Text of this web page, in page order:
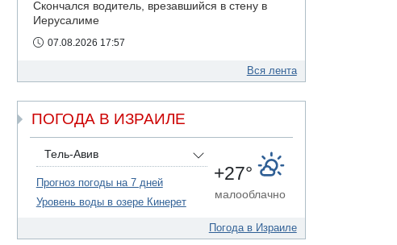
Скончался водитель, врезавшийся в стену в
Иерусалиме
07.08.2026 17:57
подозреваемого в коррупционных
отношениях с Йоавом Элиаси
Вся лента
ПОГОДА В ИЗРАИЛЕ
Тель-Авив
Прогноз погоды на 7 дней
Уровень воды в озере Кинерет
+27°
малооблачно
Погода в Израиле